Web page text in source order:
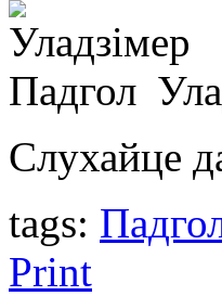
Слухайце
tags:
Print